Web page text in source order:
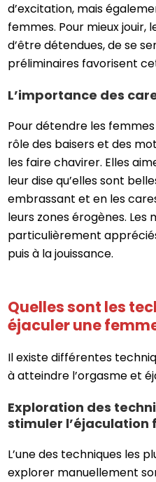
d’excitation, mais
femmes. Pour mieux jouir,
d’être détendues, de se
préliminaires favorisent
L’importance des
Pour détendre les
rôle des baisers et des
les faire chavirer. Elles
leur dise qu’elles sont
embrassant et en les
leurs zones érogènes. Les
particulièrement
puis à la jouissance.
Quelles sont les
éjaculer une
Il existe différentes
à atteindre l’orgasme et
Exploration des
stimuler l’éjaculation
L’une des techniques les
explorer manuellement